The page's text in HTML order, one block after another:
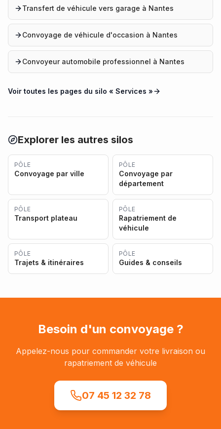
Transfert de véhicule vers garage à Nantes
Convoyage de véhicule d'occasion à Nantes
Convoyeur automobile professionnel à Nantes
Voir toutes les pages du silo « Services »
Explorer les autres silos
PÔLE
Convoyage par ville
PÔLE
Convoyage par
département
PÔLE
Transport plateau
PÔLE
Rapatriement de
véhicule
PÔLE
Trajets & itinéraires
PÔLE
Guides & conseils
Besoin d'un convoyage ?
Appelez-nous pour commander votre livraison ou
rapatriement de véhicule
07 45 12 32 78